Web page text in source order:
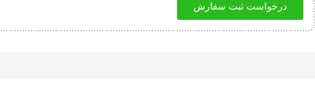
درخواست ثبت سفارش